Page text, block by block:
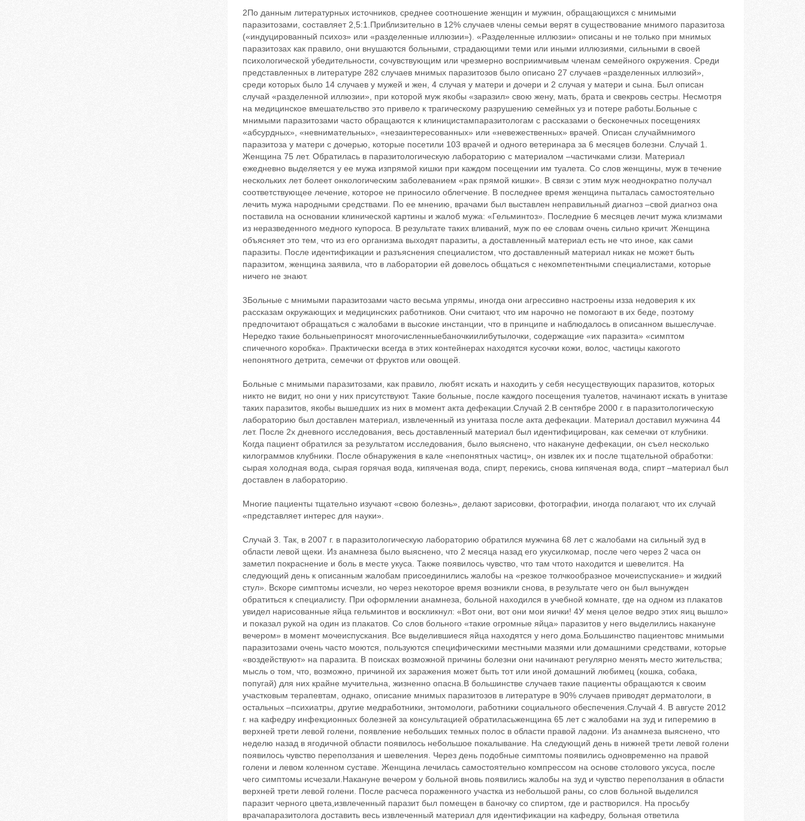
2По данным литературных источников, среднее соотношение женщин и мужчин, обращающихся с мнимыми
паразитозами, составляет 2,5:1.Приблизительно в 12% случаев члены семьи верят в существование мнимого паразитоза
(«индуцированный психоз» или «разделенные иллюзии»). «Разделенные иллюзии» описаны и не только при мнимых
паразитозах как правило, они внушаются больными, страдающими теми или иными иллюзиями, сильными в своей
психологической убедительности, сочувствующим или чрезмерно восприимчивым членам семейного окружения. Среди
представленных в литературе 282 случаев мнимых паразитозов было описано 27 случаев «разделенных иллюзий»,
среди которых было 14 случаев у мужей и жен, 4 случая у матери и дочери и 2 случая у матери и сына. Был описан
случай «разделенной иллюзии», при которой муж якобы «заразил» свою жену, мать, брата и свекровь сестры. Несмотря
на медицинское вмешательство это привело к трагическому разрушению семейных уз и потере работы.Больные с
мнимыми паразитозами часто обращаются к клиницистампаразитологам с рассказами о бесконечных посещениях
«абсурдных», «невнимательных», «незаинтересованных» или «невежественных» врачей. Описан случаймнимого
паразитоза у матери с дочерью, которые посетили 103 врачей и одного ветеринара за 6 месяцев болезни. Случай 1.
Женщина 75 лет. Обратилась в паразитологическую лабораторию с материалом –частичками слизи. Материал
ежедневно выделяется у ее мужа изпрямой кишки при каждом посещении им туалета. Со слов женщины, муж в течение
нескольких лет болеет онкологическим заболеванием «рак прямой кишки». В связи с этим муж неоднократно получал
соответствующее лечение, которое не приносило облегчение. В последнее время женщина пыталась самостоятельно
лечить мужа народными средствами. По ее мнению, врачами был выставлен неправильный диагноз –свой диагноз она
поставила на основании клинической картины и жалоб мужа: «Гельминтоз». Последние 6 месяцев лечит мужа клизмами
из неразведенного медного купороса. В результате таких вливаний, муж по ее словам очень сильно кричит. Женщина
объясняет это тем, что из его организма выходят паразиты, а доставленный материал есть не что иное, как сами
паразиты. После идентификации и разъяснения специалистом, что доставленный материал никак не может быть
паразитом, женщина заявила, что в лаборатории ей довелось общаться с некомпетентными специалистами, которые
ничего не знают.
3Больные с мнимыми паразитозами часто весьма упрямы, иногда они агрессивно настроены изза недоверия к их
рассказам окружающих и медицинских работников. Они считают, что им нарочно не помогают в их беде, поэтому
предпочитают обращаться с жалобами в высокие инстанции, что в принципе и наблюдалось в описанном вышеслучае.
Нередко такие больныеприносят многочисленныебаночкиилибутылочки, содержащие «их паразита» «симптом
спичечного коробка». Практически всегда в этих контейнерах находятся кусочки кожи, волос, частицы какогото
непонятного детрита, семечки от фруктов или овощей.
Больные с мнимыми паразитозами, как правило, любят искать и находить у себя несуществующих паразитов, которых
никто не видит, но они у них присутствуют. Такие больные, после каждого посещения туалетов, начинают искать в унитазе
таких паразитов, якобы вышедших из них в момент акта дефекации.Случай 2.В сентябре 2000 г. в паразитологическую
лабораторию был доставлен материал, извлеченный из унитаза после акта дефекации. Материал доставил мужчина 44
лет. После 2х дневного исследования, весь доставленный материал был идентифицирован, как семечки от клубники.
Когда пациент обратился за результатом исследования, было выяснено, что накануне дефекации, он съел несколько
килограммов клубники. После обнаружения в кале «непонятных частиц», он извлек их и после тщательной обработки:
сырая холодная вода, сырая горячая вода, кипяченая вода, спирт, перекись, снова кипяченая вода, спирт –материал был
доставлен в лабораторию.
Многие пациенты тщательно изучают «свою болезнь», делают зарисовки, фотографии, иногда полагают, что их случай
«представляет интерес для науки».
Случай 3. Так, в 2007 г. в паразитологическую лабораторию обратился мужчина 68 лет с жалобами на сильный зуд в
области левой щеки. Из анамнеза было выяснено, что 2 месяца назад его укусилкомар, после чего через 2 часа он
заметил покраснение и боль в месте укуса. Также появилось чувство, что там чтото находится и шевелится. На
следующий день к описанным жалобам присоединились жалобы на «резкое толчкообразное мочеиспускание» и жидкий
стул». Вскоре симптомы исчезли, но через некоторое время возникли снова, в результате чего он был вынужден
обратиться к специалисту. При оформлении анамнеза, больной находился в учебной комнате, где на одном из плакатов
увидел нарисованные яйца гельминтов и воскликнул: «Вот они, вот они мои яички! 4У меня целое ведро этих яиц вышло»
и показал рукой на один из плакатов. Со слов больного «такие огромные яйца» паразитов у него выделились накануне
вечером» в момент мочеиспускания. Все выделившиеся яйца находятся у него дома.Большинство пациентовс мнимыми
паразитозами очень часто моются, пользуются специфическими местными мазями или домашними средствами, которые
«воздействуют» на паразита. В поисках возможной причины болезни они начинают регулярно менять место жительства;
мысль о том, что, возможно, причиной их заражения может быть тот или иной домашний любимец (кошка, собака,
попугай) для них крайне мучительна, жизненно опасна.В большинстве случаев такие пациенты обращаются к своим
участковым терапевтам, однако, описание мнимых паразитозов в литературе в 90% случаев приводят дерматологи, в
остальных –психиатры, другие медработники, энтомологи, работники социального обеспечения.Случай 4. В августе 2012
г. на кафедру инфекционных болезней за консультацией обратиласьженщина 65 лет с жалобами на зуд и гиперемию в
верхней трети левой голени, появление небольших темных полос в области правой ладони. Из анамнеза выяснено, что
неделю назад в ягодичной области появилось небольшое покалывание. На следующий день в нижней трети левой голени
появилось чувство переползания и шевеления. Через день подобные симптомы появились одновременно на правой
голени и левом коленном суставе. Женщина лечилась самостоятельно компрессом на основе столового уксуса, после
чего симптомы исчезали.Накануне вечером у больной вновь появились жалобы на зуд и чувство переползания в области
верхней трети левой голени. После расчеса пораженного участка из небольшой раны, со слов больной выделился
паразит черного цвета,извлеченный паразит был помещен в баночку со спиртом, где и растворился. На просьбу
врачапаразитолога доставить весь извлеченный материал для идентификации на кафедру, больная ответила